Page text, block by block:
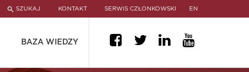
SZUKAJ KONTAKT SERWIS CZŁONKOWSKI EN
BAZA WIEDZY